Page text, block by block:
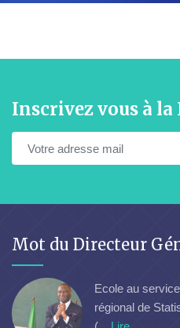
Inscrivez vous à
Mot du Directeur
Ecole au
régional de